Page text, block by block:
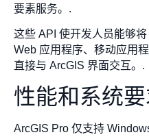
要素服务。.
这些 API 使开发人员能够
Web 应用程序、移动应用
直接与 ArcGIS 界面交互。.
性能和系统
ArcGIS Pro 仅支持